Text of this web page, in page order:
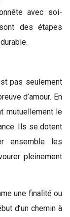
avec soi-
des étapes
pas seulement
d’amour. En
mutuellement le
Ils se dotent
ensemble les
pleinement
une finalité ou
d’un chemin à